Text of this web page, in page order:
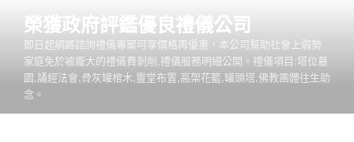
榮獲政府評鑑優良禮儀公司
即日起網路諮詢禮儀專案可享價格再優惠，本公司幫助社會上弱勢
家庭免於被龐大的禮儀費剝削,禮儀服務明細公開。禮儀項目:塔位墓
園,誦經法會,骨灰罐棺木,靈堂布置,高架花籃,罐頭塔,佛教團體往生助
念。